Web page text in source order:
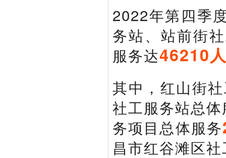
2022年第四季
务站、站前街
服务达46210
其中，红山街
社工服务站总
务项目总体服务
昌市红谷滩区